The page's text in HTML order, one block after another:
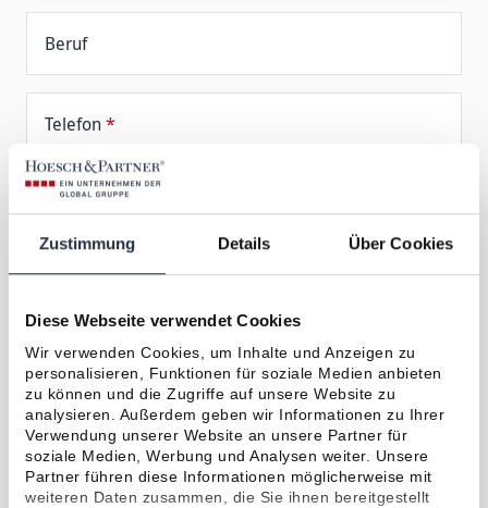
Zustimmung Details Über Cookies
Diese Webseite verwendet Cookies
Wir verwenden Cookies, um Inhalte und Anzeigen zu
personalisieren, Funktionen für soziale Medien anbieten
zu können und die Zugriffe auf unsere Website zu
analysieren. Außerdem geben wir Informationen zu Ihrer
Verwendung unserer Website an unsere Partner für
soziale Medien, Werbung und Analysen weiter. Unsere
Partner führen diese Informationen möglicherweise mit
weiteren Daten zusammen, die Sie ihnen bereitgestellt
Beruf
Telefon*
E-Mail*
Standort
Mein Interesse *
Sie sind bereits Kunde? *